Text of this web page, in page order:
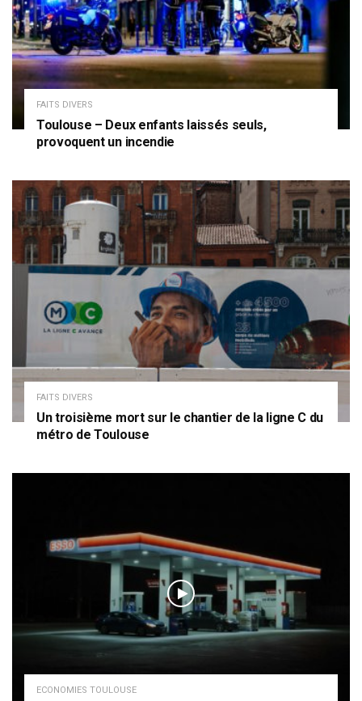
FAITS DIVERS
Toulouse – Deux enfants laissés seuls,
provoquent un incendie
FAITS DIVERS
Un troisième mort sur le chantier de la ligne C du
métro de Toulouse
ECONOMIES TOULOUSE